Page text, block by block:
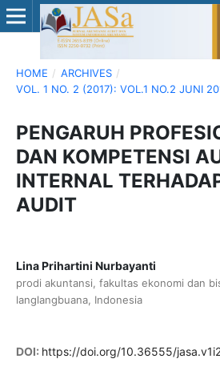
HOME / ARCHIVES /
VOL. 1 NO. 2 (2017): VOL.1 NO.2 JUNI
PENGARUH
DAN KOMPETENSI
INTERNAL
AUDIT
Lina Prihartini Nurbayanti
prodi akuntansi, fakultas ekonomi dan
langlangbuana, Indonesia
DOI: https://doi.org/10.36555/